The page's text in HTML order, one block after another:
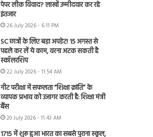
पेपर लीक विवाद? लाखों उम्मीदवार कर रहे
इंतजार
26 July 2026 - 6:11 PM
SC छात्रों के लिए बड़ा अपडेट! 15 अगस्त से
पहले कर लें ये काम, वरना अटक सकती है
स्कॉलरशिप
22 July 2026 - 11:54 AM
नीट परीक्षा में सफलता “शिक्षा क्रांति” के
व्यापक प्रभाव को उजागर करती है: शिक्षा मंत्री
बैंस
20 July 2026 - 11:43 AM
1715 में शुरू हुआ भारत का सबसे पुराना स्कूल,